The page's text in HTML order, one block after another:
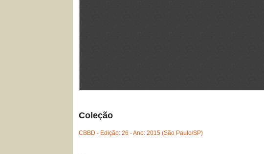
Coleção
CBBD - Edição: 26 - Ano: 2015 (São Paulo/SP)